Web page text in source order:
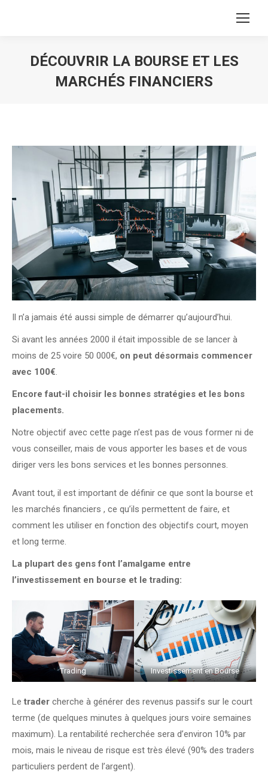
DÉCOUVRIR LA BOURSE ET LES
MARCHÉS FINANCIERS
Il n’a jamais été aussi simple de démarrer qu’aujourd’hui.
Si avant les années 2000 il était impossible de se lancer à
moins de 25 voire 50 000€, on peut désormais commencer
avec 100€.
Encore faut-il choisir les bonnes stratégies et les bons
placements.
Notre objectif avec cette page n’est pas de vous former ni de
vous conseiller, mais de vous apporter les bases et de vous
diriger vers les bons services et les bonnes personnes.
Avant tout, il est important de définir ce que sont la bourse et
les marchés financiers , ce qu’ils permettent de faire, et
comment les utiliser en fonction des objectifs court, moyen
et long terme.
La plupart des gens font l’amalgame entre
l’investissement en bourse et le trading:
Trading Investissement en Bourse
Le trader cherche à générer des revenus passifs sur le court
terme (de quelques minutes à quelques jours voire semaines
maximum). La rentabilité recherchée sera d’environ 10% par
mois, mais le niveau de risque est très élevé (90% des traders
particuliers perdent de l’argent).